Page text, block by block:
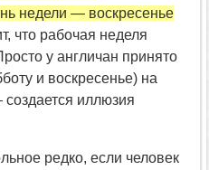
недели — воскресенье
что рабочая неделя
у англичан принято
и воскресенье) на
иллюзия
редко, если человек